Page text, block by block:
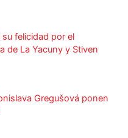
felicidad por el
de La Yacuny y Stiven
Gregušová ponen